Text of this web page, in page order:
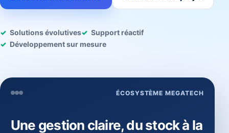
Solutions évolutives
Support réactif
Développement sur mesure
ÉCOSYSTÈME MEGATECH
Une gestion claire, du stock à la